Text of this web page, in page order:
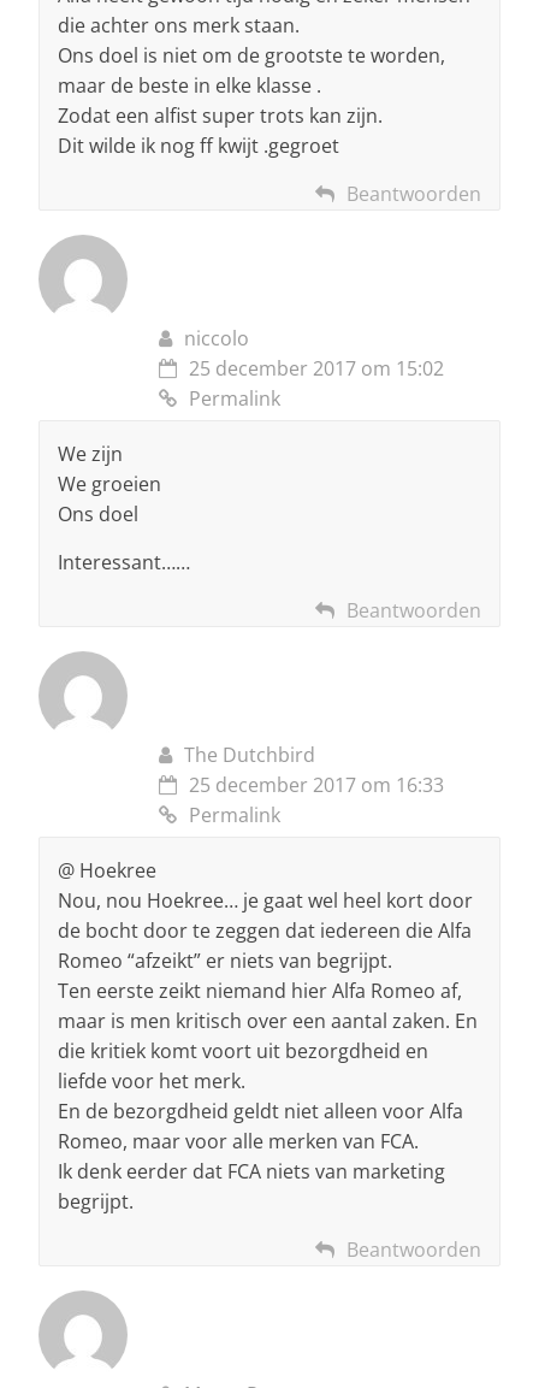
die achter ons merk staan.
Ons doel is niet om de grootste te worden,
maar de beste in elke klasse .
Zodat een alfist super trots kan zijn.
Dit wilde ik nog ff kwijt .gegroet
Beantwoorden
niccolo
25 december 2017 om 15:02
Permalink
We zijn
We groeien
Ons doel
Interessant……
Beantwoorden
The Dutchbird
25 december 2017 om 16:33
Permalink
@ Hoekree
Nou, nou Hoekree… je gaat wel heel kort door
de bocht door te zeggen dat iedereen die Alfa
Romeo “afzeikt” er niets van begrijpt.
Ten eerste zeikt niemand hier Alfa Romeo af,
maar is men kritisch over een aantal zaken. En
die kritiek komt voort uit bezorgdheid en
liefde voor het merk.
En de bezorgdheid geldt niet alleen voor Alfa
Romeo, maar voor alle merken van FCA.
Ik denk eerder dat FCA niets van marketing
begrijpt.
Beantwoorden